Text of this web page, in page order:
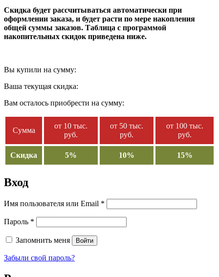
Скидка будет рассчитываться автоматически при
оформлении заказа, и будет расти по мере накопления
общей суммы заказов. Таблица с программой
накопительных скидок приведена ниже.
Вы купили на сумму:
Ваша текущая скидка:
Вам осталось приобрести на сумму:
Сумма
от 10 тыс.
руб.
от 50 тыс.
руб.
от 100 тыс.
руб.
Скидка 5% 10% 15%
Вход
Имя пользователя или Email *
Пароль *
Запомнить меня Войти
Забыли свой пароль?